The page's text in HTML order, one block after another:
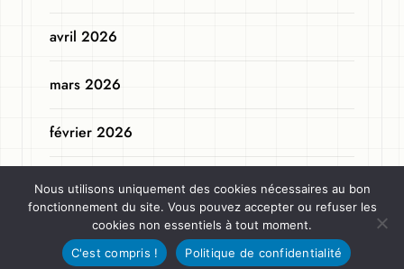
avril 2026
mars 2026
février 2026
janvier 2026
novembre 2025
Nous utilisons uniquement des cookies nécessaires au bon
fonctionnement du site. Vous pouvez accepter ou refuser les
cookies non essentiels à tout moment.
C'est compris !
Politique de confidentialité